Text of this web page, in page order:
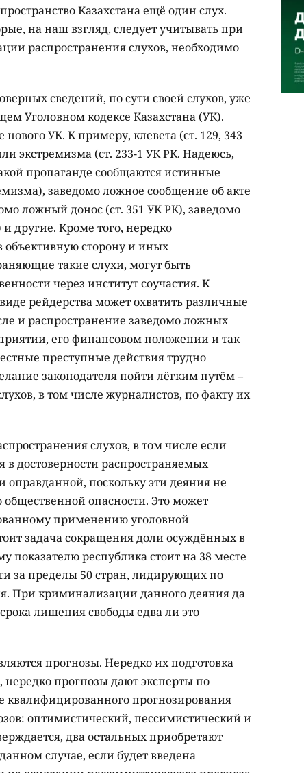
Казахстана ещё один слух.
на наш взгляд, следует учитывать при
распространения слухов, необходимо
сведений, по сути своей слухов, уже
Уголовном кодексе Казахстана (УК).
УК. К примеру, клевета (ст. 129, 343
экстремизма (ст. 233-1 УК РК. Надеюсь,
пропаганде сообщаются истинные
заведомо ложное сообщение об акте
ложный донос (ст. 351 УК РК), заведомо
другие. Кроме того, нередко
объективную сторону и иных
такие слухи, могут быть
через институт соучастия. К
рейдерства может охватить различные
и распространение заведомо ложных
его финансовом положении и так
преступные действия трудно
законодателя пойти лёгким путём –
в том числе журналистов, по факту их
слухов, в том числе если
в достоверности распространяемых
оправданной, поскольку эти деяния не
опасности. Это может
применению уголовной
задача сокращения доли осуждённых в
показателю республика стоит на 38 месте
за пределы 50 стран, лидирующих по
При криминализации данного деяния да
лишения свободы едва ли это
прогнозы. Нередко их подготовка
нередко прогнозы дают эксперты по
квалифицированного прогнозирования
оптимистический, пессимистический и
два остальных приобретают
случае, если будет введена